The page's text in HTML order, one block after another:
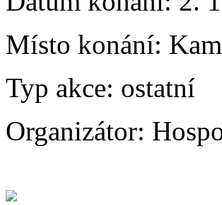
Místo konání:
Typ akce: ostatní
Organizátor: